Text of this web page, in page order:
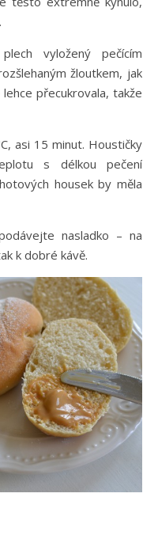
vyložený pečícím
žloutkem, jak
přecukrovala, takže
asi 15 minut. Houstičky
s délkou pečení
housek by měla
nasladko – na
k dobré kávě.